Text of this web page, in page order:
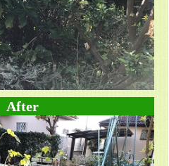
After